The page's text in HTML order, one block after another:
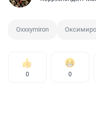
Oxxxymiron
0 0